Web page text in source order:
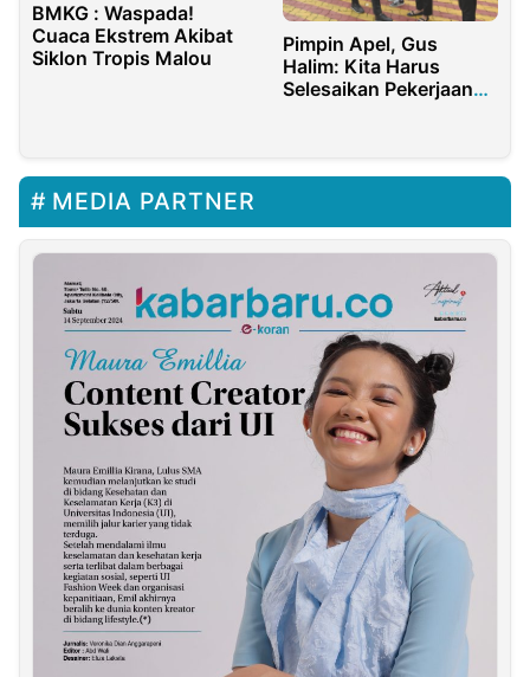
BMKG : Waspada!
Cuaca Ekstrem Akibat
Siklon Tropis Malou
Pimpin Apel, Gus
Halim: Kita Harus
Selesaikan Pekerjaan
MEDIA PARTNER